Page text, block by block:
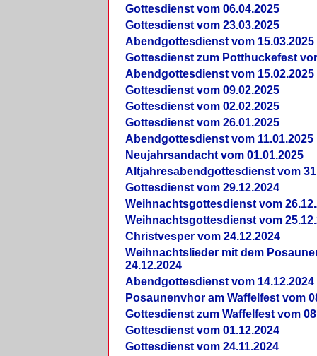
Gottesdienst vom 06.04.2025
Gottesdienst vom 23.03.2025
Abendgottesdienst vom 15.03.2025
Gottesdienst zum Potthuckefest
Abendgottesdienst vom 15.02.2025
Gottesdienst vom 09.02.2025
Gottesdienst vom 02.02.2025
Gottesdienst vom 26.01.2025
Abendgottesdienst vom 11.01.2025
Neujahrsandacht vom 01.01.2025
Altjahresabendgottesdienst vom
Gottesdienst vom 29.12.2024
Weihnachtsgottesdienst vom
Weihnachtsgottesdienst vom
Christvesper vom 24.12.2024
Weihnachtslieder mit dem
24.12.2024
Abendgottesdienst vom 14.12.2024
Posaunenvhor am Waffelfest vom
Gottesdienst zum Waffelfest vom
Gottesdienst vom 01.12.2024
Gottesdienst vom 24.11.2024